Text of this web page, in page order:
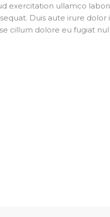
exercitation ullamco
Duis aute irure dolor
cillum dolore eu fugiat